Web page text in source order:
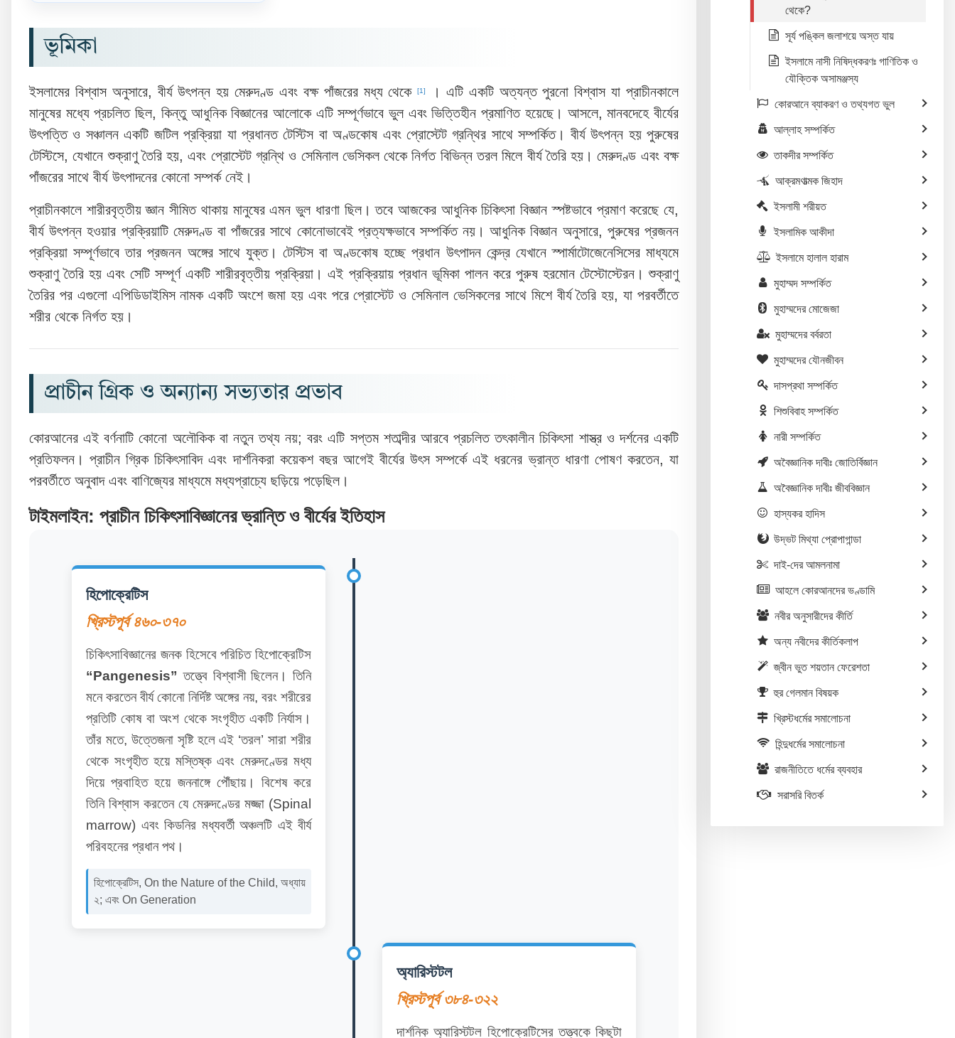
ভূমিকা
ইসলামের বিশ্বাস অনুসারে, বীর্য উৎপন্ন হয় মেরুদণ্ড এবং বক্ষ পাঁজরের মধ্য থেকে[1]
। এটি একটি অত্যন্ত পুরনো বিশ্বাস যা প্রাচীনকালে
মানুষের মধ্যে প্রচলিত ছিল, কিন্তু আধুনিক বিজ্ঞানের আলোকে এটি সম্পূর্ণভাবে ভুল এবং ভিত্তিহীন প্রমাণিত হয়েছে। আসলে, মানবদেহে বীর্যের
উৎপত্তি ও সঞ্চালন একটি জটিল প্রক্রিয়া যা প্রধানত টেস্টিস বা অণ্ডকোষ এবং প্রোস্টেট গ্রন্থির সাথে সম্পর্কিত। বীর্য উৎপন্ন হয় পুরুষের
টেস্টিসে, যেখানে শুক্রাণু তৈরি হয়, এবং প্রোস্টেট গ্রন্থি ও সেমিনাল ভেসিকল থেকে নির্গত বিভিন্ন তরল মিলে বীর্য তৈরি হয়। মেরুদণ্ড এবং বক্ষ
পাঁজরের সাথে বীর্য উৎপাদনের কোনো সম্পর্ক নেই।
প্রাচীনকালে শারীরবৃত্তীয় জ্ঞান সীমিত থাকায় মানুষের এমন ভুল ধারণা ছিল। তবে আজকের আধুনিক চিকিৎসা বিজ্ঞান স্পষ্টভাবে প্রমাণ করেছে যে,
বীর্য উৎপন্ন হওয়ার প্রক্রিয়াটি মেরুদণ্ড বা পাঁজরের সাথে কোনোভাবেই প্রত্যক্ষভাবে সম্পর্কিত নয়। আধুনিক বিজ্ঞান অনুসারে, পুরুষের প্রজনন
প্রক্রিয়া সম্পূর্ণভাবে তার প্রজনন অঙ্গের সাথে যুক্ত। টেস্টিস বা অণ্ডকোষ হচ্ছে প্রধান উৎপাদন কেন্দ্র যেখানে স্পার্মাটোজেনেসিসের মাধ্যমে
শুক্রাণু তৈরি হয় এবং সেটি সম্পূর্ণ একটি শারীরবৃত্তীয় প্রক্রিয়া। এই প্রক্রিয়ায় প্রধান ভূমিকা পালন করে পুরুষ হরমোন টেস্টোস্টেরন। শুক্রাণু
তৈরির পর এগুলো এপিডিডাইমিস নামক একটি অংশে জমা হয় এবং পরে প্রোস্টেট ও সেমিনাল ভেসিকলের সাথে মিশে বীর্য তৈরি হয়, যা পরবর্তীতে
শরীর থেকে নির্গত হয়।
প্রাচীন গ্রিক ও অন্যান্য সভ্যতার প্রভাব
কোরআনের এই বর্ণনাটি কোনো অলৌকিক বা নতুন তথ্য নয়; বরং এটি সপ্তম শতাব্দীর আরবে প্রচলিত তৎকালীন চিকিৎসা শাস্ত্র ও দর্শনের একটি
প্রতিফলন। প্রাচীন গ্রিক চিকিৎসাবিদ এবং দার্শনিকরা কয়েকশ বছর আগেই বীর্যের উৎস সম্পর্কে এই ধরনের ভ্রান্ত ধারণা পোষণ করতেন, যা
পরবর্তীতে অনুবাদ এবং বাণিজ্যের মাধ্যমে মধ্যপ্রাচ্যে ছড়িয়ে পড়েছিল।
টাইমলাইন: প্রাচীন চিকিৎসাবিজ্ঞানের ভ্রান্তি ও বীর্যের ইতিহাস
হিপোক্রেটিস
খ্রিস্টপূর্ব ৪৬০-৩৭০
চিকিৎসাবিজ্ঞানের জনক হিসেবে পরিচিত হিপোক্রেটিস
“Pangenesis” তত্ত্বে বিশ্বাসী ছিলেন। তিনি
মনে করতেন বীর্য কোনো নির্দিষ্ট অঙ্গের নয়, বরং শরীরের
প্রতিটি কোষ বা অংশ থেকে সংগৃহীত একটি নির্যাস।
তাঁর মতে, উত্তেজনা সৃষ্টি হলে এই ‘তরল’ সারা শরীর
থেকে সংগৃহীত হয়ে মস্তিষ্ক এবং মেরুদণ্ডের মধ্য
দিয়ে প্রবাহিত হয়ে জননাঙ্গে পৌঁছায়। বিশেষ করে
তিনি বিশ্বাস করতেন যে মেরুদণ্ডের মজ্জা (Spinal
marrow) এবং কিডনির মধ্যবর্তী অঞ্চলটি এই বীর্য
পরিবহনের প্রধান পথ।
হিপোক্রেটিস, On the Nature of the Child, অধ্যায়
২; এবং On Generation
অ্যারিস্টটল
খ্রিস্টপূর্ব ৩৮৪-৩২২
দার্শনিক অ্যারিস্টটল হিপোক্রেটিসের তত্ত্বকে কিছুটা
থেকে?
সূর্য পঙ্কিল জলাশয়ে অস্ত যায়
ইসলামে নাসী নিষিদ্ধকরণঃ গাণিতিক ও
যৌক্তিক অসামঞ্জস্য
কোরআনে ব্যাকরণ ও তথ্যগত ভুল
আল্লাহ সম্পর্কিত
তাকদীর সম্পর্কিত
আক্রমণাত্মক জিহাদ
ইসলামী শরীয়ত
ইসলামিক আকীদা
ইসলামে হালাল হারাম
মুহাম্মদ সম্পর্কিত
মুহাম্মদের মোজেজা
মুহাম্মদের বর্বরতা
মুহাম্মদের যৌনজীবন
দাসপ্রথা সম্পর্কিত
শিশুবিবাহ সম্পর্কিত
নারী সম্পর্কিত
অবৈজ্ঞানিক দাবীঃ জোতির্বিজ্ঞান
অবৈজ্ঞানিক দাবীঃ জীববিজ্ঞান
হাস্যকর হাদিস
উদ্ভট মিথ্যা প্রোপাগান্ডা
দাই-দের আমলনামা
আহলে কোরআনদের ভণ্ডামি
নবীর অনুসারীদের কীর্তি
অন্য নবীদের কীর্তিকলাপ
জ্বীন ভুত শয়তান ফেরেশতা
হুর গেলমান বিষয়ক
খ্রিস্টধর্মের সমালোচনা
হিন্দুধর্মের সমালোচনা
রাজনীতিতে ধর্মের ব্যবহার
সরাসরি বিতর্ক